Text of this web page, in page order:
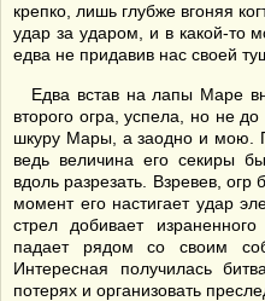
крепко, лишь глубже вгоняя
удар за ударом, и в какой-то
едва не придавив нас своей
Едва встав на лапы Маре
второго огра, успела, но не
шкуру Мары, а заодно и мою.
ведь величина его секиры
вдоль разрезать. Взревев, огр
момент его настигает удар
стрел добивает
падает рядом со своим
Интересная получилась
потерях и организовать